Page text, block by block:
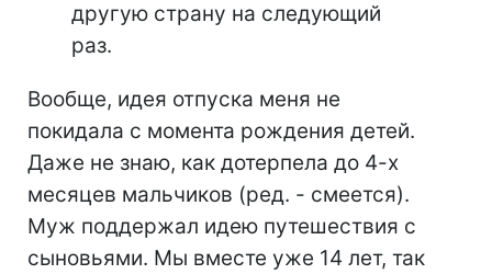
другую страну на следующий
раз.
Вообще, идея отпуска меня не
покидала с момента рождения детей.
Даже не знаю, как дотерпела до 4-х
месяцев мальчиков (ред. - смеется).
Муж поддержал идею путешествия с
сыновьями. Мы вместе уже 14 лет, так